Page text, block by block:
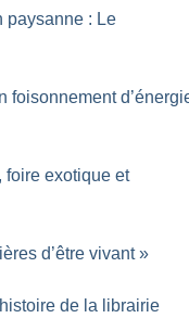
paysanne : Le
foisonnement
foire exotique et
d’être vivant »
de la librairie